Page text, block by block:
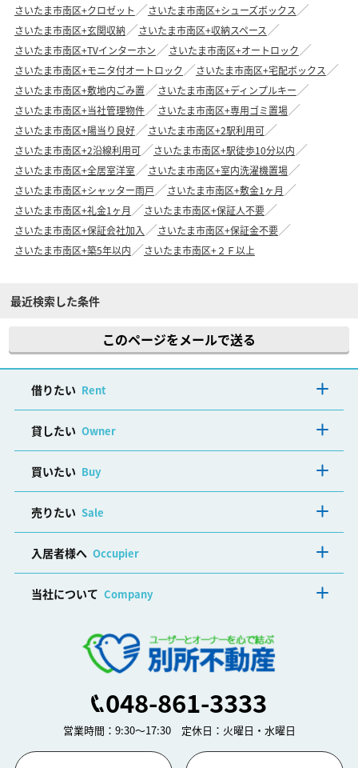
さいたま市南区+クロゼット
さいたま市南区+シューズボックス
さいたま市南区+玄関収納
さいたま市南区+収納スペース
さいたま市南区+TVインターホン
さいたま市南区+オートロック
さいたま市南区+モニタ付オートロック
さいたま市南区+宅配ボックス
さいたま市南区+敷地内ごみ置
さいたま市南区+ディンプルキー
さいたま市南区+当社管理物件
さいたま市南区+専用ゴミ置場
さいたま市南区+陽当り良好
さいたま市南区+2駅利用可
さいたま市南区+2沿線利用可
さいたま市南区+駅徒歩10分以内
さいたま市南区+全居室洋室
さいたま市南区+室内洗濯機置場
さいたま市南区+シャッター雨戸
さいたま市南区+敷金1ヶ月
さいたま市南区+礼金1ヶ月
さいたま市南区+保証人不要
さいたま市南区+保証会社加入
さいたま市南区+保証金不要
さいたま市南区+築5年以内
さいたま市南区+２Ｆ以上
最近検索した条件
このページをメールで送る
借りたい Rent
貸したい Owner
買いたい Buy
売りたい Sale
入居者様へ Occupier
当社について Company
048-861-3333
営業時間：9:30～17:30 定休日：火曜日・水曜日